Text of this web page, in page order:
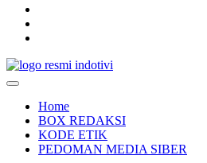
Home
BOX REDAKSI
KODE ETIK
PEDOMAN MEDIA SIBER